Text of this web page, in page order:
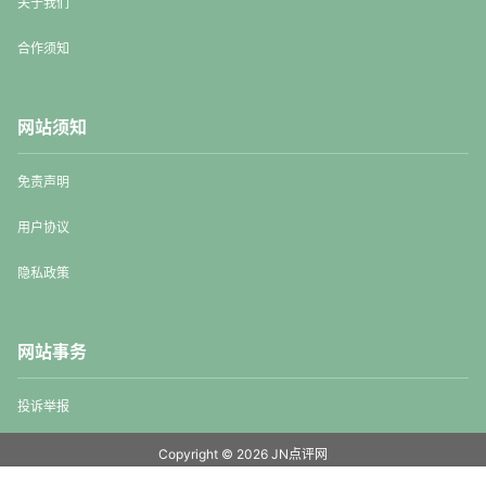
合作须知
网站须知
免责声明
用户协议
隐私政策
网站事务
投诉举报
Copyright © 2026 JN点评网